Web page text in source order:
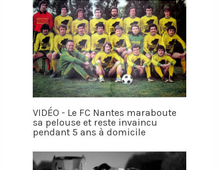
VIDÉO - Le FC Nantes maraboute
sa pelouse et reste invaincu
pendant 5 ans à domicile